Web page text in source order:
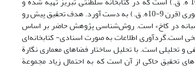
می‌توان با مطالعة این نگاره، اطلاعات سودمندی در رابطه با فضای معماری شهر تبریز در دورة تیموری (قرن 9-10ه. ق.) به دست آورد. هدف تحقیق پیش ‌رو
فضای معماری نگارة «بزم شبانه در کاخ» است. روش‌شناسی پژوهش حاضر بر اساس
است.گردآوری اطلاعات به صورت اسنادی- کتابخانه‌ای
و تحلیلی است. با تحلیل ساختار فضاهای معماری نگارة
تحقیق حاکی از آن است که به احتمال زیاد مجموعة